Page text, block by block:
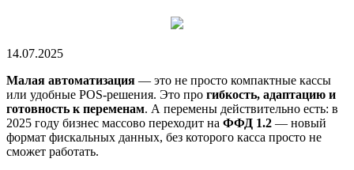
14.07.2025
Малая автоматизация — это не просто компактные кассы
или удобные POS-решения. Это про гибкость, адаптацию и
готовность к переменам. А перемены действительно есть: в
2025 году бизнес массово переходит на ФФД 1.2 — новый
формат фискальных данных, без которого касса просто не
сможет работать.